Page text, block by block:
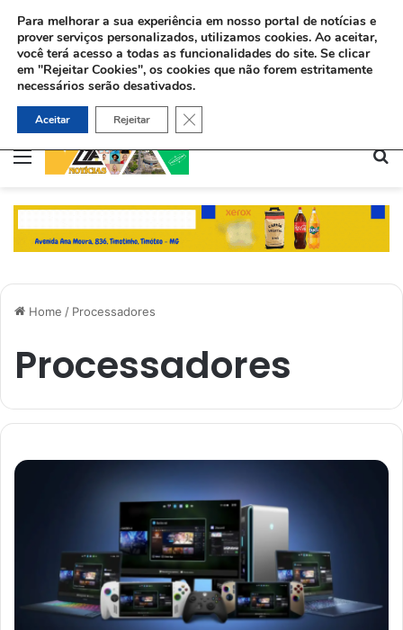
Menu
Home / Processadores
Processadores
Para melhorar a sua experiência em nosso portal de notícias e
prover serviços personalizados, utilizamos cookies. Ao aceitar,
você terá acesso a todas as funcionalidades do site. Se clicar
em "Rejeitar Cookies", os cookies que não forem estritamente
necessários serão desativados.
Aceitar Rejeitar Close GDPR Cookie Banner